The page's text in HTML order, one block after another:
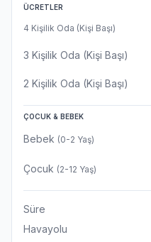
ÜCRETLER
4 Kişilik Oda (Kişi Başı)
3 Kişilik Oda (Kişi Başı)
2 Kişilik Oda (Kişi Başı)
ÇOCUK & BEBEK
Bebek (0-2 Yaş)
Çocuk (2-12 Yaş)
Süre
Havayolu